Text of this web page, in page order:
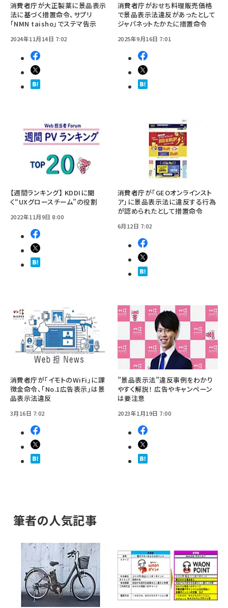
消費者庁が大正製薬に景品表示
法に基づく措置命令、サプリ
「NMN taisho」でステマ告示
2024年11月14日 7:02
消費者庁がおせち料理販売価格
で景品表示法違反があったとして
ジャパネットたかたに措置命令
2025年9月16日 7:01
【週間ランキング】 KDDIに聞
く“UXグロースチーム”の役割
2022年11月9日 8:00
消費者庁が「GEOオンラインスト
ア」に景品表示法に違反する行為
が認められたとして措置命令
6月12日 7:02
消費者庁が「イモトのWiFi」に課
徴金命令、「No.1広告表示」は景
品表示法違反
3月16日 7:02
”景品表示法”違反事例をわかり
やすく解説！ 広告やキャンペーン
は要注意
2023年1月19日 7:00
筆者の人気記事